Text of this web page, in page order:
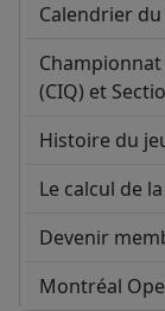
Calendrier
(CIQ) et
Histoire du
Le calcul de
Devenir
Montréal